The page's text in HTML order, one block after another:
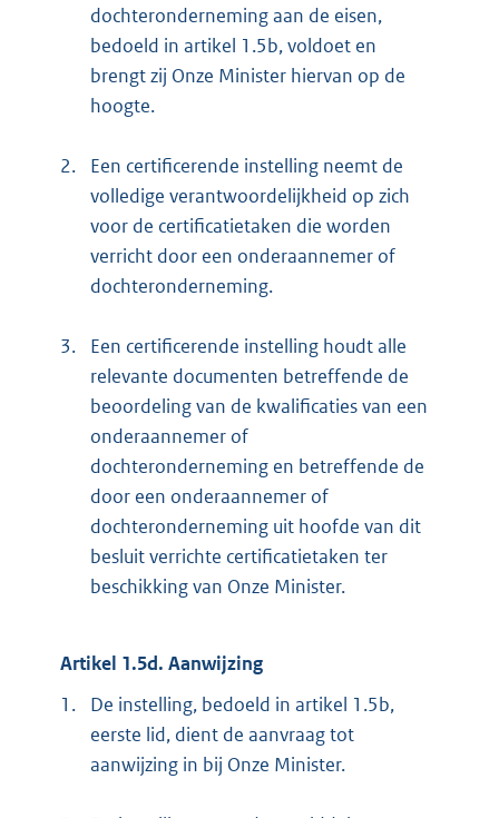
dochteronderneming aan de eisen,
bedoeld in artikel 1.5b, voldoet en
brengt zij Onze Minister hiervan op de
hoogte.
2.
Een certificerende instelling neemt de
volledige verantwoordelijkheid op zich
voor de certificatietaken die worden
verricht door een onderaannemer of
dochteronderneming.
3.
Een certificerende instelling houdt alle
relevante documenten betreffende de
beoordeling van de kwalificaties van een
onderaannemer of
dochteronderneming en betreffende de
door een onderaannemer of
dochteronderneming uit hoofde van dit
besluit verrichte certificatietaken ter
beschikking van Onze Minister.
Artikel 1.5d. Aanwijzing
1.
De instelling, bedoeld in artikel 1.5b,
eerste lid, dient de aanvraag tot
aanwijzing in bij Onze Minister.